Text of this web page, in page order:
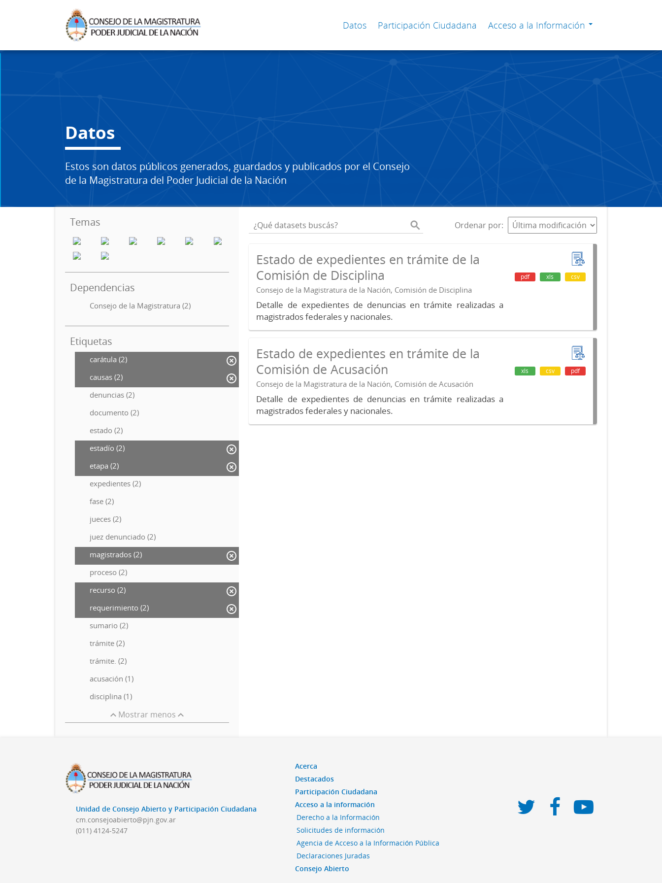
Datos Participación Ciudadana Acceso a la Información
Datos
Estos son datos públicos generados, guardados y publicados por el Consejo
de la Magistratura del Poder Judicial de la Nación
Temas
Dependencias
Consejo de la Magistratura (2)
Etiquetas
carátula (2)
causas (2)
denuncias (2)
documento (2)
estado (2)
estadío (2)
etapa (2)
expedientes (2)
fase (2)
jueces (2)
juez denunciado (2)
magistrados (2)
proceso (2)
recurso (2)
requerimiento (2)
sumario (2)
trámite (2)
trámite. (2)
acusación (1)
disciplina (1)
Mostrar menos
Ordenar por
Estado de expedientes en trámite de la
Comisión de Disciplina
Consejo de la Magistratura de la Nación, Comisión de Disciplina
Detalle de expedientes de denuncias en trámite realizadas a
magistrados federales y nacionales.
pdf xls csv
Estado de expedientes en trámite de la
Comisión de Acusación
Consejo de la Magistratura de la Nación, Comisión de Acusación
Detalle de expedientes de denuncias en trámite realizadas a
magistrados federales y nacionales.
xls csv pdf
Unidad de Consejo Abierto y Participación Ciudadana
cm.consejoabierto@pjn.gov.ar
(011) 4124-5247
Acerca
Destacados
Participación Ciudadana
Acceso a la información
Derecho a la Información
Solicitudes de información
Agencia de Acceso a la Información Pública
Declaraciones Juradas
Consejo Abierto